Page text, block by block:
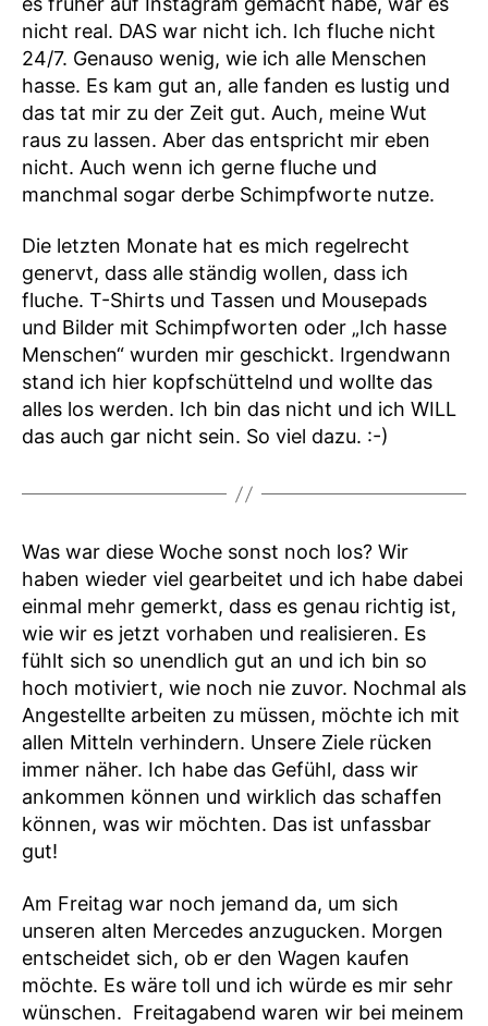
nicht real. DAS war nicht ich. Ich fluche nicht
24/7. Genauso wenig, wie ich alle Menschen
hasse. Es kam gut an, alle fanden es lustig und
das tat mir zu der Zeit gut. Auch, meine Wut
raus zu lassen. Aber das entspricht mir eben
nicht. Auch wenn ich gerne fluche und
manchmal sogar derbe Schimpfworte nutze.
Die letzten Monate hat es mich regelrecht
genervt, dass alle ständig wollen, dass ich
fluche. T-Shirts und Tassen und Mousepads
und Bilder mit Schimpfworten oder „Ich hasse
Menschen“ wurden mir geschickt. Irgendwann
stand ich hier kopfschüttelnd und wollte das
alles los werden. Ich bin das nicht und ich WILL
das auch gar nicht sein. So viel dazu. :-)
Was war diese Woche sonst noch los? Wir
haben wieder viel gearbeitet und ich habe dabei
einmal mehr gemerkt, dass es genau richtig ist,
wie wir es jetzt vorhaben und realisieren. Es
fühlt sich so unendlich gut an und ich bin so
hoch motiviert, wie noch nie zuvor. Nochmal als
Angestellte arbeiten zu müssen, möchte ich mit
allen Mitteln verhindern. Unsere Ziele rücken
immer näher. Ich habe das Gefühl, dass wir
ankommen können und wirklich das schaffen
können, was wir möchten. Das ist unfassbar
gut!
Am Freitag war noch jemand da, um sich
unseren alten Mercedes anzugucken. Morgen
entscheidet sich, ob er den Wagen kaufen
möchte. Es wäre toll und ich würde es mir sehr
wünschen. Freitagabend waren wir bei meinem